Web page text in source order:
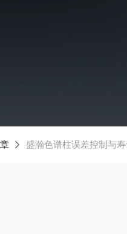
盛瀚色谱柱误差控制与